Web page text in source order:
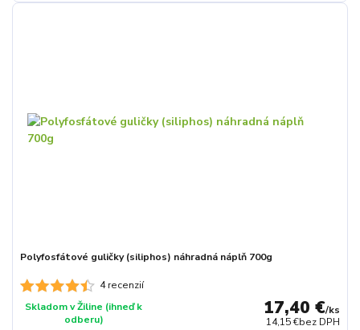
4 recenzií
Polyfosfátové guličky (siliphos) náhradná náplň 700g
17,40 €/ks
14,15 €bez DPH
Skladom v Žiline (ihneď k
odberu)